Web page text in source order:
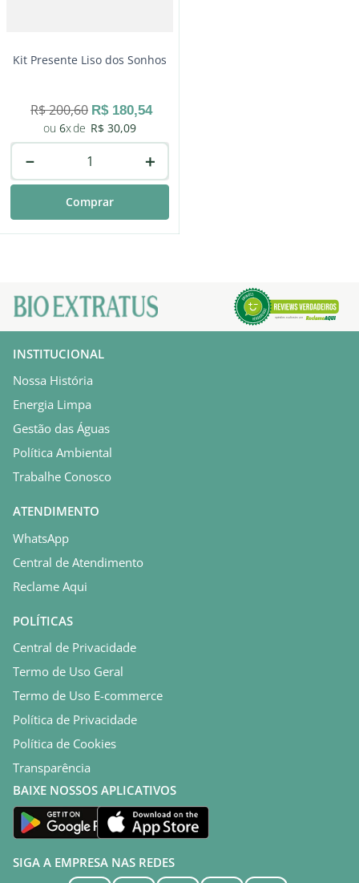
Kit Presente Liso dos Sonhos
R$200,60 R$ 180,54
6
R$ 30,09
＋
－
Comprar
INSTITUCIONAL
Nossa História
Energia Limpa
Gestão das Águas
Política Ambiental
Trabalhe Conosco
ATENDIMENTO
WhatsApp
Central de Atendimento
Reclame Aqui
POLÍTICAS
Central de Privacidade
Termo de Uso Geral
Termo de Uso E-commerce
Política de Privacidade
Política de Cookies
Transparência
BAIXE NOSSOS APLICATIVOS
SIGA A EMPRESA NAS REDES